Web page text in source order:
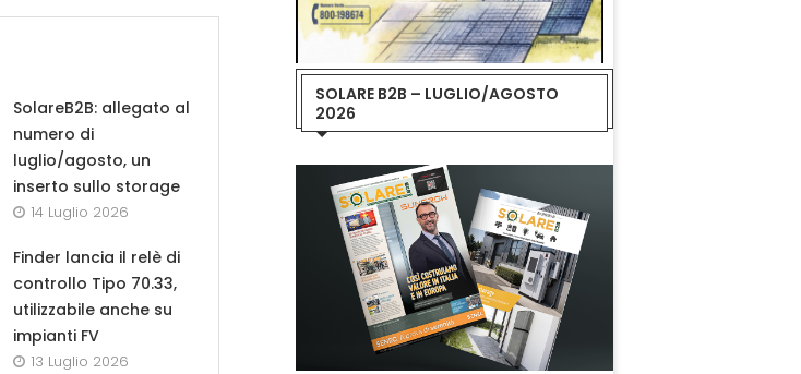
SolareB2B: allegato al
numero di
luglio/agosto, un
inserto sullo storage
14 Luglio 2026
Finder lancia il relè di
controllo Tipo 70.33,
utilizzabile anche su
impianti FV
13 Luglio 2026
SOLARE B2B – LUGLIO/AGOSTO
2026